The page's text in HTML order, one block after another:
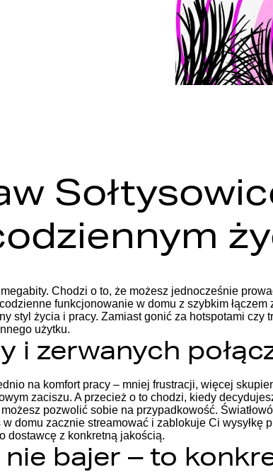
Chodzi o to, że możesz jednocześnie
funkcjonowanie w domu z szybkim łączem
styl życia i pracy. Zamiast gonić za hotspotami
użytku.
i zerwanych
na komfort pracy – mniej frustracji, więcej
zaciszu. A przecież o to chodzi, kiedy
pozwolić sobie na przypadkowość.
domu zacznie streamować i zablokuje Ci
dostawcę z konkretną jakością.
bajer – to